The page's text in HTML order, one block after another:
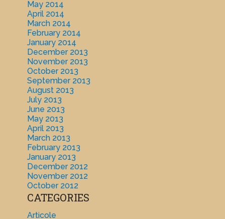
May 2014
April 2014
March 2014
February 2014
January 2014
December 2013
November 2013
October 2013
September 2013
August 2013
July 2013
June 2013
May 2013
April 2013
March 2013
February 2013
January 2013
December 2012
November 2012
October 2012
CATEGORIES
Articole